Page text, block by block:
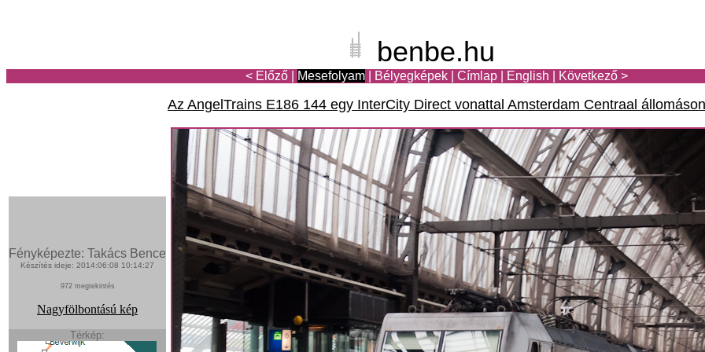
benbe.hu
< Előző Mesefolyam Bélyegképek Címlap English Következő >
Az AngelTrains E186 144 egy InterCity Direct vonattal Amsterdam Centraal állomáson
Fényképezte: Takács Bence
Készítés ideje: 2014:06:08 10:14:27
972 megtekintés
Nagyfölbontású kép
Térkép: